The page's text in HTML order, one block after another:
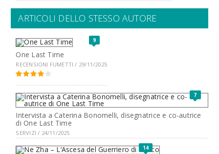
ARTICOLI DELLO STESSO AUTORE
9
One Last Time
RECENSIONI FUMETTI / 29/11/2025
7
Intervista a Caterina Bonomelli, disegnatrice e co-autrice
di One Last Time
SERVIZI / 24/11/2025
14